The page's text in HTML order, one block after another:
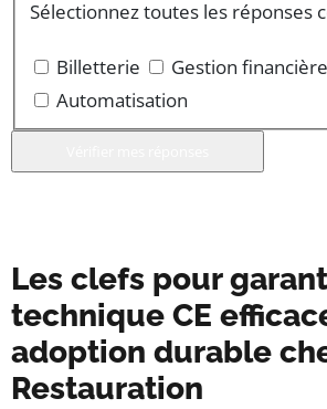
Sélectionnez toutes les réponses
Billetterie Gestion financière
Automatisation
Les clefs pour
technique CE
adoption durable
Restauration